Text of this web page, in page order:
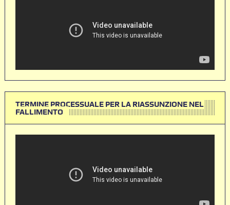
TERMINE PROCESSUALE PER LA RIASSUNZIONE NEL
FALLIMENTO